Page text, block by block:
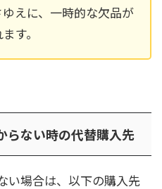
えに、一時的な欠品が
す。
ない時の代替購入先
い場合は、以下の購入先